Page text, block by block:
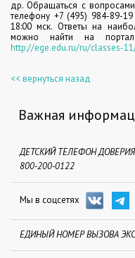
др. Обращаться с
телефону +7 (495) 984-89-
18:00 мск. Ответы на
можно найти на
http://ege.edu.ru/ru/classes-
<< вернуться назад
Важная
ДЕТСКИЙ ТЕЛЕФОН ДОВЕРИЯ
800-200-0122
Мы в соцсетях
ЕДИНЫЙ НОМЕР ВЫЗОВА